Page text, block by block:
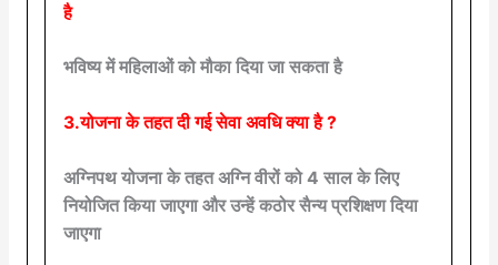
है
भविष्य में महिलाओं को मौका दिया जा सकता है
3.योजना के तहत दी गई सेवा अवधि क्या है ?
अग्निपथ योजना के तहत अग्नि वीरों को 4 साल के लिए
नियोजित किया जाएगा और उन्हें कठोर सैन्य प्रशिक्षण दिया
जाएगा